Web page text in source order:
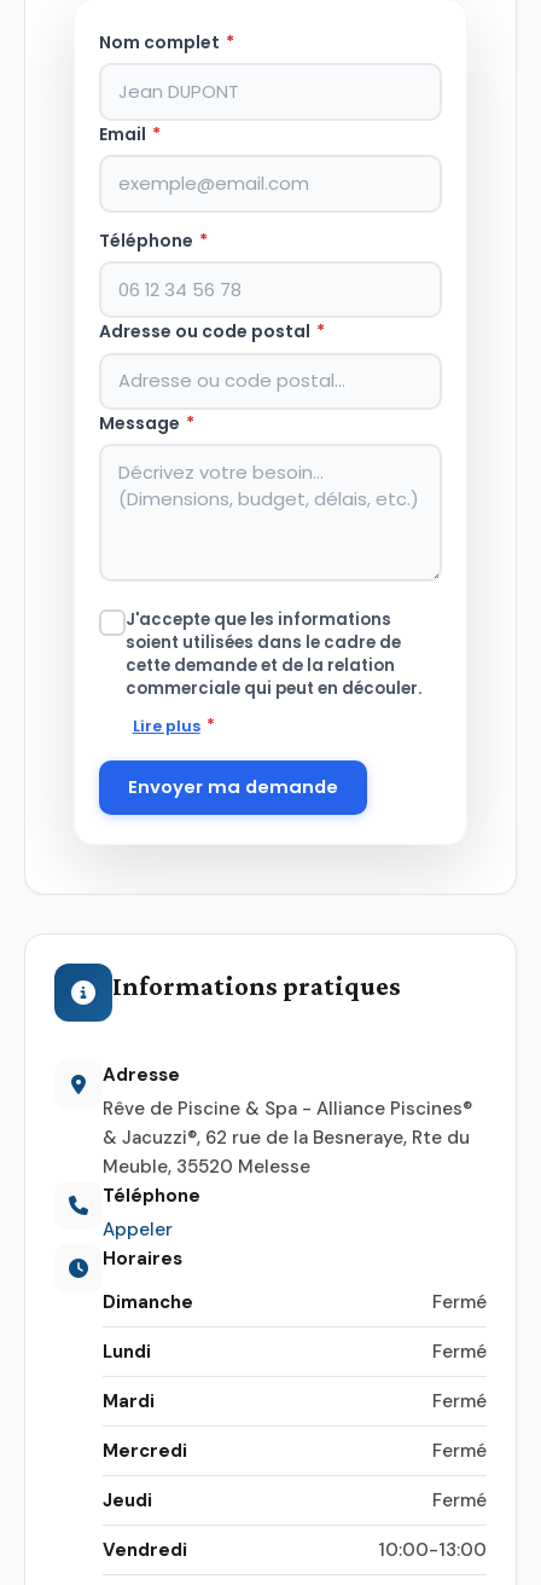
Nom complet *
Email *
Téléphone *
Adresse ou code postal *
Message *
J'accepte que les informations
soient utilisées dans le cadre de
cette demande et de la relation
commerciale qui peut en découler.
Lire plus *
Envoyer ma demande
Informations pratiques
Adresse
Rêve de Piscine & Spa - Alliance Piscines®
& Jacuzzi®, 62 rue de la Besneraye, Rte du
Meuble, 35520 Melesse
Téléphone
Appeler
Horaires
Dimanche
Fermé
Lundi Fermé
Mardi Fermé
Mercredi Fermé
Jeudi Fermé
Vendredi 10:00-13:00